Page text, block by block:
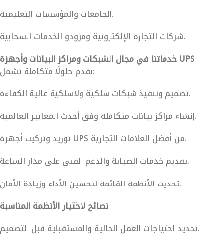
الجامعات والمؤسسات التعليمية.
شركات التجارة الإلكترونية ومزودو الخدمات السحابية.
خدماتنا في مجال الشبكات ومراكز البيانات وأجهزة UPS
نقدم حلولًا متكاملة تشمل:
تصميم وتنفيذ شبكات سلكية ولاسلكية عالية الكفاءة.
إنشاء مراكز بيانات متكاملة وفق أحدث المعايير العالمية.
توريد وتركيب أجهزة UPS من أفضل العلامات التجارية.
تقديم خدمات الصيانة والدعم الفني على مدار الساعة.
تحديث الأنظمة القائمة لتحسين الأداء وزيادة الأمان.
نصائح لاختيار الأنظمة المناسبة
تحديد احتياجات العمل الحالية والمستقبلية قبل التصميم.